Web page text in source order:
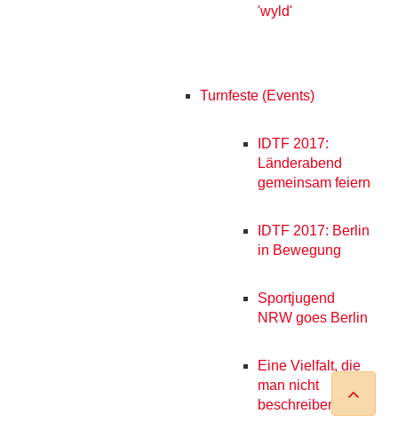
'wyld'
Turnfeste (Events)
IDTF 2017:
Länderabend
gemeinsam feiern
IDTF 2017: Berlin
in Bewegung
Sportjugend
NRW goes Berlin
Eine Vielfalt, die
man nicht
beschreiben kann